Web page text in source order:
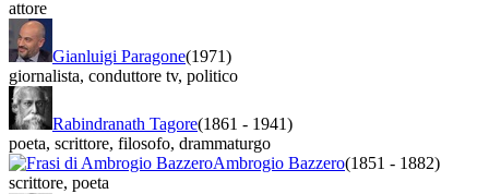
attore
Gianluigi Paragone(1971)
giornalista, conduttore tv, politico
Rabindranath Tagore(1861 - 1941)
poeta, scrittore, filosofo, drammaturgo
Ambrogio Bazzero(1851 - 1882)
scrittore, poeta